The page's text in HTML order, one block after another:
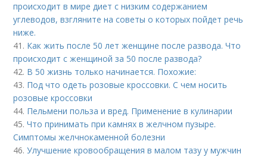
происходит в мире диет с низким содержанием
углеводов, взгляните на советы о которых пойдет речь
ниже.
41. Как жить после 50 лет женщине после развода. Что
происходит с женщиной за 50 после развода?
42. В 50 жизнь только начинается. Похожие:
43. Под что одеть розовые кроссовки. С чем носить
розовые кроссовки
44. Пельмени польза и вред. Применение в кулинарии
45.Что принимать при камнях в желчном пузыре.
Симптомы желчнокаменной болезни
46.Улучшение кровообращения в малом тазу у мужчин